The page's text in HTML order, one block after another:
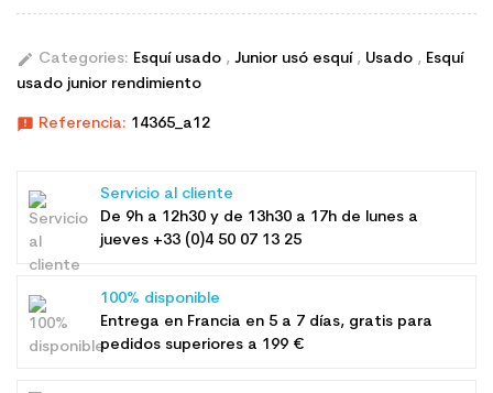
edit Categories: Esquí usado , Junior usó esquí , Usado , Esquí
usado junior rendimiento
announcement Referencia: 14365_a12
Servicio al cliente
De 9h a 12h30 y de 13h30 a 17h de lunes a
jueves +33 (0)4 50 07 13 25
100% disponible
Entrega en Francia en 5 a 7 días, gratis para
pedidos superiores a 199 €